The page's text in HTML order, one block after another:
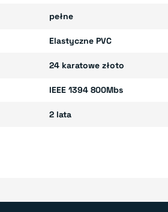
pełne
Elastyczne PVC
24 karatowe złoto
IEEE 1394 800Mbs
2 lata